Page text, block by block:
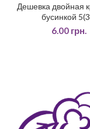
Дешевка двойная
бусинкой
6.00 грн.